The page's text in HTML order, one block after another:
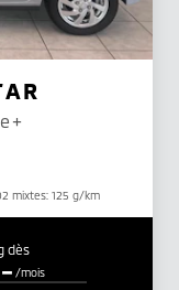
mixtes: 125 g/km
dès
/mois